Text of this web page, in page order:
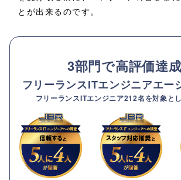
とが出来るのです。
3部門で高評価達成
フリーランスITエンジニアエー
フリーランスITエンジニア212名を対象と